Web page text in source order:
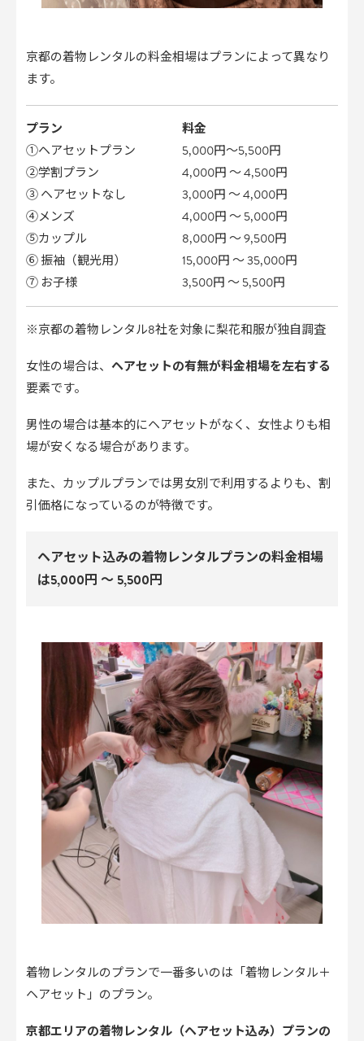
京都の着物レンタルの料金相場はプランによって異なり
ます。
プラン
料金
①ヘアセットプラン
5,000円～5,500円
②学割プラン
4,000円 〜 4,500円
③ ヘアセットなし
3,000円 〜 4,000円
④メンズ
4,000円 〜 5,000円
⑤カップル
8,000円 〜 9,500円
⑥ 振袖（観光用）
15,000円 〜 35,000円
⑦ お子様
3,500円 〜 5,500円
※京都の着物レンタル8社を対象に梨花和服が独自調査
女性の場合は、 ヘアセットの有無が料金相場を左右する
要素です。
男性の場合は基本的にヘアセットがなく、女性よりも相
場が安くなる場合があります。
また、カップルプランでは男女別で利用するよりも、割
引価格になっているのが特徴です。
ヘアセット込みの着物レンタルプランの料金相場
は5,000円 〜 5,500円
着物レンタルのプランで一番多いのは「着物レンタル＋
ヘアセット」のプラン。
京都エリアの着物レンタル（ヘアセット込み）プランの